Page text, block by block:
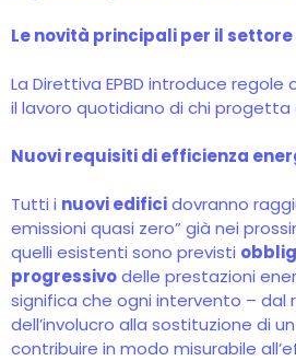
Le novità principali per il
La Direttiva EPBD introduce
il lavoro quotidiano di chi progetta
Nuovi requisiti di efficienza
Tutti i nuovi edificidovranno
emissioni quasi zero” già nei
quelli esistenti sono previsti
progressivodelle prestazioni
significa che ogni intervento – dal
dell’involucro alla sostituzione di
contribuire in modo misurabile